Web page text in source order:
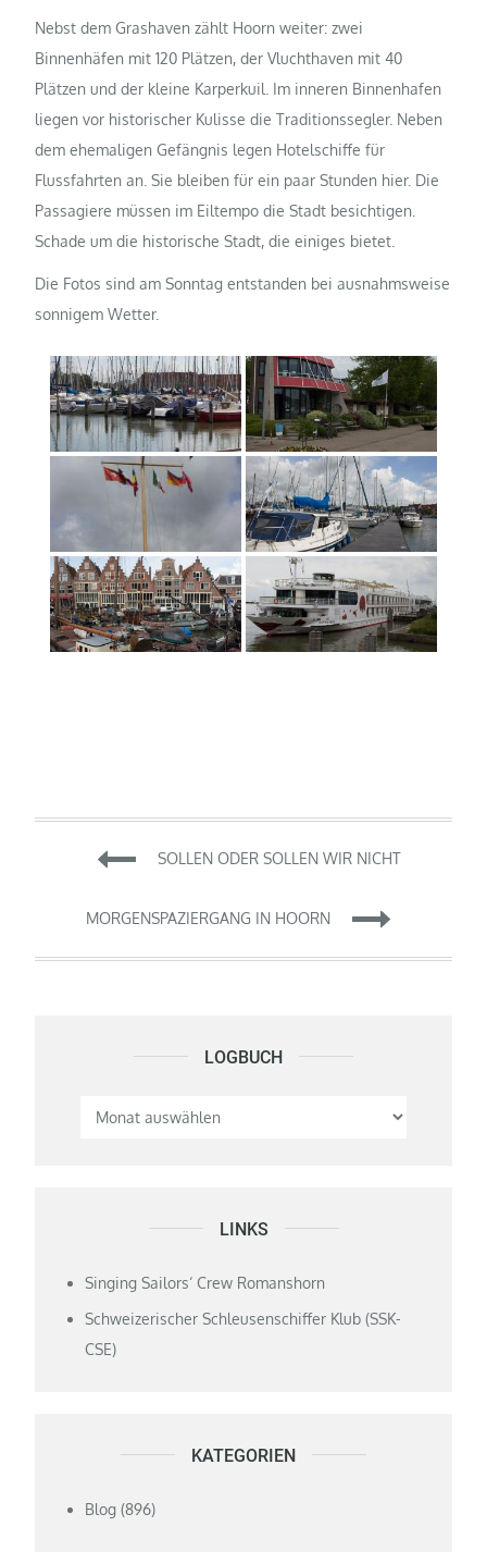
Nebst dem Grashaven zählt Hoorn weiter: zwei
Binnenhäfen mit 120 Plätzen, der Vluchthaven mit 40
Plätzen und der kleine Karperkuil. Im inneren Binnenhafen
liegen vor historischer Kulisse die Traditionssegler. Neben
dem ehemaligen Gefängnis legen Hotelschiffe für
Flussfahrten an. Sie bleiben für ein paar Stunden hier. Die
Passagiere müssen im Eiltempo die Stadt besichtigen.
Schade um die historische Stadt, die einiges bietet.
Die Fotos sind am Sonntag entstanden bei ausnahmsweise
sonnigem Wetter.
Beitragsnavigation
SOLLEN ODER SOLLEN WIR NICHT
MORGENSPAZIERGANG IN HOORN
LOGBUCH Logbuch
LINKS
Singing Sailors‘ Crew Romanshorn
Schweizerischer Schleusenschiffer Klub (SSK-
CSE)
KATEGORIEN
Blog (896)